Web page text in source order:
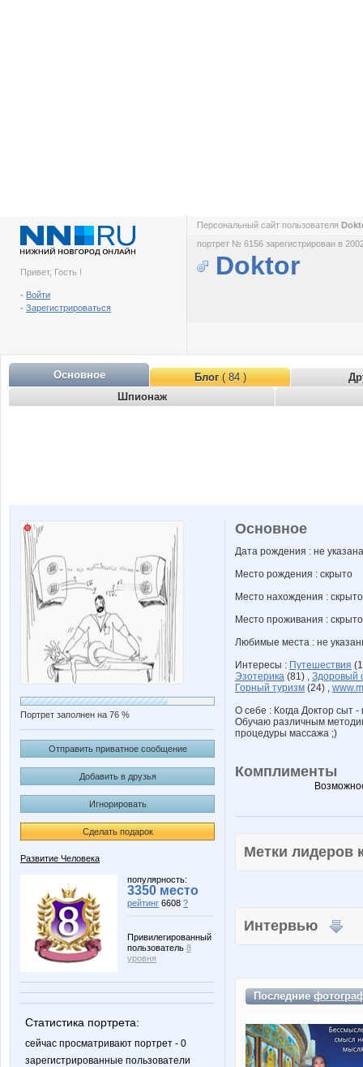
Привет, Гость !
- Войти
- Зарегистрироваться
Персональный сайт пользователя
портрет № 6156 зарегистрирован в
Doktor
Основное Блог( 84 )
Шпионаж
Портрет заполнен на 76 %
Отправить приватное сообщение
Добавить в друзья
Игнорировать
Сделать подарок
Развитие Человека
популярность:
3350 место
рейтинг 6608 ?
Привилегированный
пользователь 8
уровня
Статистика портрета:
сейчас просматривают портрет - 0
зарегистрированные пользователи
Основное
Дата рождения : не указана
Место рождения : скрыто
Место нахождения : скрыто
Место проживания : скрыто
Любимые места : не
Интересы : Путешествия
Эзотерика (81) , Здоровый
Горный туризм (24) ,
О себе : Когда Доктор сыт -
Обучаю различным
процедуры массажа ;)
Комплименты
Метки
Интервью
Последние